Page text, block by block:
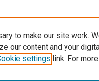
to make our site work.
our content and your
settings link. For